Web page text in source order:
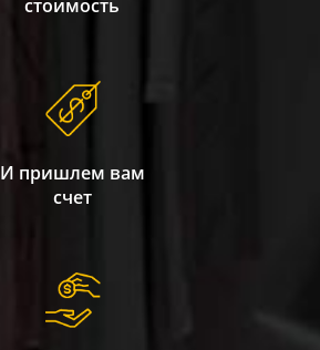
стоимость
И пришлем вам
счет